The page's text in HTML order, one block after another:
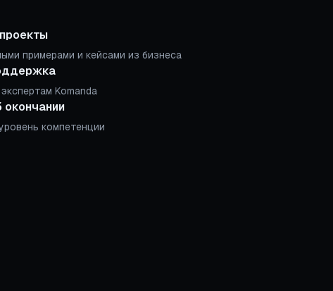
примерами и кейсами из бизнеса
Komanda
компетенции